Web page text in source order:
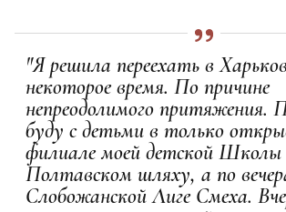
"Я решила переехать в
некоторое время. По причине
непреодолимого притяжения.
буду с детьми в только
филиале моей детской Школы
Полтавском шляху, а по
Слобожанской Лиге Смеха.